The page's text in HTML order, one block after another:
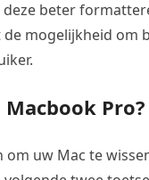
beter
mogelijkheid om
Pro?
uw Mac te